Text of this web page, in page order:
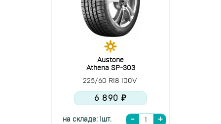
Austone
Athena SP-303
225/60 R18 100V
6 890 ₽
на складе: 1шт.